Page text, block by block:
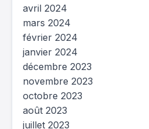
avril 2024
mars 2024
février 2024
janvier 2024
décembre 2023
novembre 2023
octobre 2023
août 2023
juillet 2023